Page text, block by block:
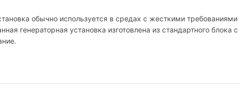
обычно используется в средах с жесткими
генераторная установка изготовлена ​​из стандартного